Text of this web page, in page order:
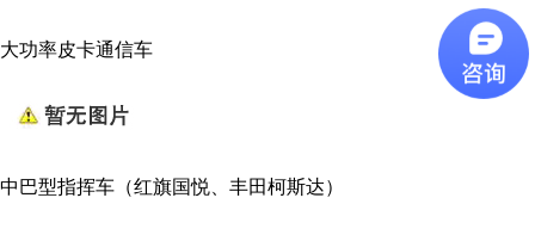
大功率皮卡通信车
中巴型指挥车（红旗国悦、丰田柯斯达）